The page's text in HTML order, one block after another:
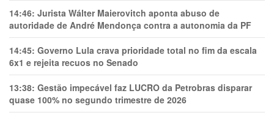
14:46: Jurista Wálter Maierovitch aponta abuso de
autoridade de André Mendonça contra a autonomia da PF
14:45: Governo Lula crava prioridade total no fim da escala
6x1 e rejeita recuos no Senado
13:38: Gestão impecável faz LUCRO da Petrobras disparar
quase 100% no segundo trimestre de 2026